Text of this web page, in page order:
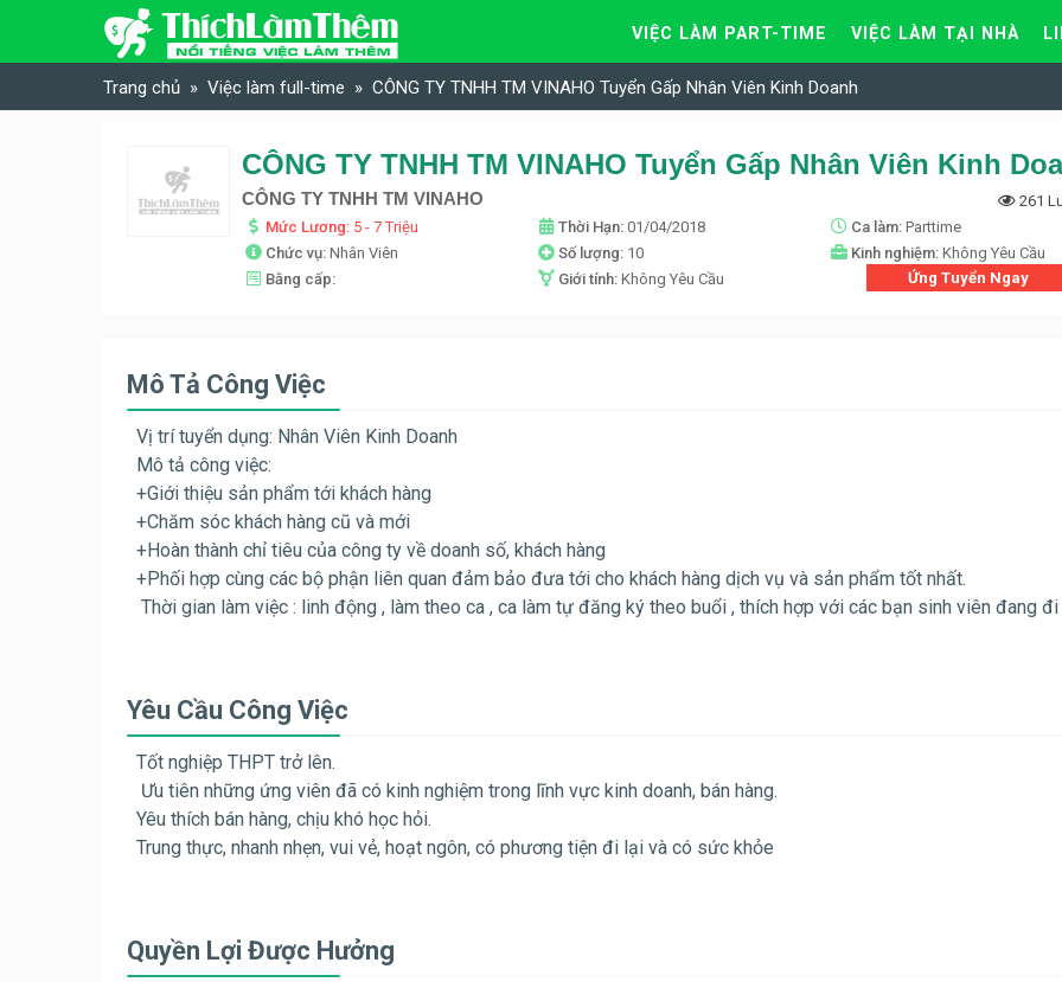
Skip to content
VIỆC LÀM PART-TIME VIỆC LÀM TẠI NHÀ
Trang chủ Việc làm full-time CÔNG TY TNHH TM VINAHO Tuyển Gấp Nhân Viên Kinh Doanh
CÔNG TY TNHH TM VINAHO Tuyển Gấp Nhân Viên Kinh
CÔNG TY TNHH TM VINAHO
261
Mức Lương: 5 - 7 Triệu Thời Hạn: 01/04/2018 Ca làm: Parttime
Chức vụ: Nhân Viên Số lượng: 10 Kinh nghiệm: Không Yêu Cầu
Bằng cấp:
Giới tính: Không Yêu Cầu Ứng Tuyển Ngay
Mô Tả Công Việc
Vị trí tuyển dụng: Nhân Viên Kinh Doanh
Mô tả công việc:
+Giới thiệu sản phẩm tới khách hàng
+Chăm sóc khách hàng cũ và mới
+Hoàn thành chỉ tiêu của công ty về doanh số, khách hàng
+Phối hợp cùng các bộ phận liên quan đảm bảo đưa tới cho khách hàng dịch vụ và sản phẩm tốt nhất.
Thời gian làm việc : linh động , làm theo ca , ca làm tự đăng ký theo buổi , thích hợp với các bạn sinh viên đang đi
Yêu Cầu Công Việc
Tốt nghiệp THPT trở lên.
Ưu tiên những ứng viên đã có kinh nghiệm trong lĩnh vực kinh doanh, bán hàng.
Yêu thích bán hàng, chịu khó học hỏi.
Trung thực, nhanh nhẹn, vui vẻ, hoạt ngôn, có phương tiện đi lại và có sức khỏe
Quyền Lợi Được Hưởng